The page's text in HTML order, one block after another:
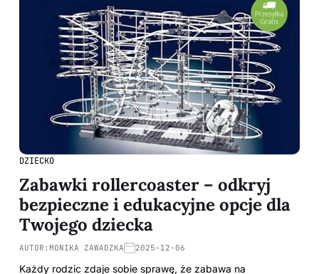
DZIECKO
Zabawki rollercoaster – odkryj
bezpieczne i edukacyjne opcje dla
Twojego dziecka
AUTOR: MONIKA ZAWADZKA 2025-12-06
Każdy rodzic zdaje sobie sprawę, że zabawa na